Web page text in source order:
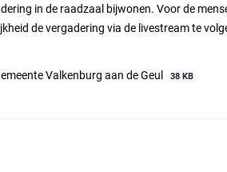
in de raadzaal bijwonen. Voor de
de vergadering via de livestream te
Valkenburg aan de Geul
38 KB